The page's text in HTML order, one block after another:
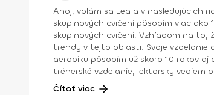
Ahoj, volám sa Lea a v nasledujúcich riadkoch by som ti chcela predstaviť svoju prácu, hobby a neoddeliteľnú súčasť života v jednom. Ako lektorka a prezentérka
skupinových cvičení pôsobím viac ako
skupinových cvičení. Vzhľadom na to, že sa aerobik postupom času vyvíjal a do
trendy v tejto oblasti. Svoje vzdelanie a
aerobiku pôsobím už skoro 10 rokov
trénerské vzdelanie, lektorsky vediem odborné školenia: diplomy a workshopy.
to“... to sú momenty, ktoré sú pre mňa nenahraditeľné. Dosiahnuté vzdelanie: Inštruktor IFAA Licencia A Inštruktor
Čítať viac